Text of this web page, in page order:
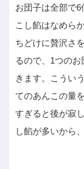
お団子は全部で6
こし餡はなめら
ちどけに贅沢さ
るので、1つの
きます。こうい
てのあんこの量
すぎると後が寂
し餡が多いから